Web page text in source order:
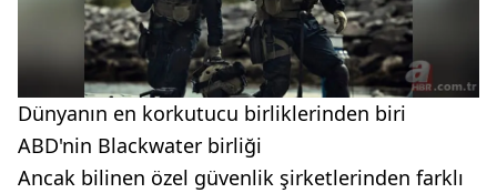
Dünyanın en korkutucu birliklerinden biri
ABD'nin Blackwater birliği
Ancak bilinen özel güvenlik şirketlerinden farklı